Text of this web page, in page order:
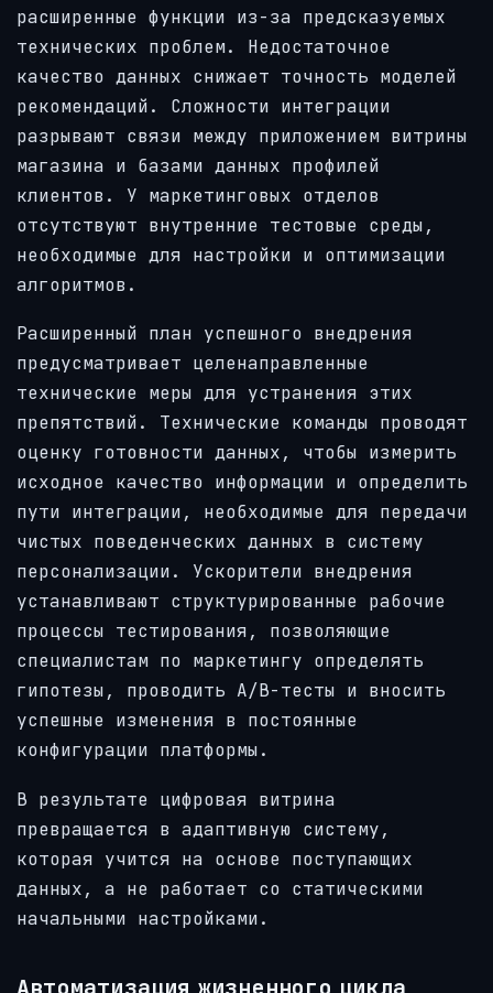
расширенные функции из-за предсказуемых
технических проблем. Недостаточное
качество данных снижает точность моделей
рекомендаций. Сложности интеграции
разрывают связи между приложением витрины
магазина и базами данных профилей
клиентов. У маркетинговых отделов
отсутствуют внутренние тестовые среды,
необходимые для настройки и оптимизации
алгоритмов.
Расширенный план успешного внедрения
предусматривает целенаправленные
технические меры для устранения этих
препятствий. Технические команды проводят
оценку готовности данных, чтобы измерить
исходное качество информации и определить
пути интеграции, необходимые для передачи
чистых поведенческих данных в систему
персонализации. Ускорители внедрения
устанавливают структурированные рабочие
процессы тестирования, позволяющие
специалистам по маркетингу определять
гипотезы, проводить A/B-тесты и вносить
успешные изменения в постоянные
конфигурации платформы.
В результате цифровая витрина
превращается в адаптивную систему,
которая учится на основе поступающих
данных, а не работает со статическими
начальными настройками.
Автоматизация жизненного цикла